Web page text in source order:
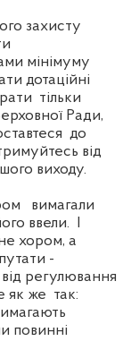
захисту
мінімуму
дотаційні
тільки
Ради,
до
від
виходу.
вимагали
ввели. І
хором, а
-
регулювання
як же так:
повинні